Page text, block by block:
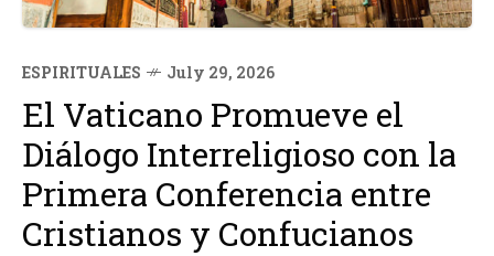
ESPIRITUALES July 29, 2026
El Vaticano Promueve el
Diálogo Interreligioso con la
Primera Conferencia entre
Cristianos y Confucianos